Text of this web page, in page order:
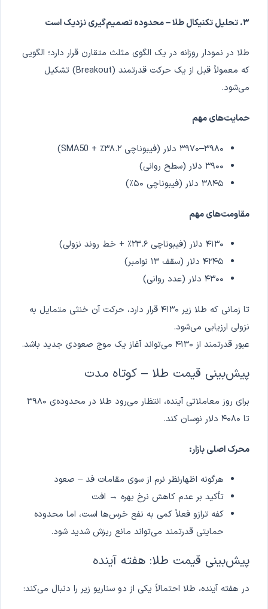
۳. تحلیل تکنیکال طلا – محدوده تصمیم‌گیری نزدیک است
طلا در نمودار روزانه در یک الگوی مثلث متقارن قرار دارد؛ الگویی
که معمولاً قبل از یک حرکت قدرتمند (Breakout) تشکیل
می‌شود.
حمایت‌های مهم
۳۹۸۰–۳۹۷۰ دلار (فیبوناچی ۳۸.۲٪ + SMA50)
۳۹۰۰ دلار (سطح روانی)
۳۸۴۵ دلار (فیبوناچی ۵۰٪)
مقاومت‌های مهم
۴۱۳۰ دلار (فیبوناچی ۲۳.۶٪ + خط روند نزولی)
۴۲۴۵ دلار (سقف ۱۳ نوامبر)
۴۳۰۰ دلار (عدد روانی)
تا زمانی که طلا زیر ۴۱۳۰ قرار دارد، حرکت آن خنثی متمایل به
نزولی ارزیابی می‌شود.
عبور قدرتمند از ۴۱۳۰ می‌تواند آغاز یک موج صعودی جدید باشد.
پیش‌بینی قیمت طلا – کوتاه مدت
برای روز معاملاتی آینده، انتظار می‌رود طلا در محدوده‌ی ۳۹۸۰
تا ۴۰۸۰ دلار نوسان کند.
محرک اصلی بازار:
هرگونه اظهارنظر نرم از سوی مقامات فد – صعود
تأکید بر عدم کاهش نرخ بهره → افت
کفه ترازو فعلاً کمی به نفع خرس‌ها است، اما محدوده
حمایتی قدرتمند می‌تواند مانع ریزش شدید شود.
پیش‌بینی قیمت طلا: هفته آینده
در هفته آینده، طلا احتمالاً یکی از دو سناریو زیر را دنبال می‌کند: